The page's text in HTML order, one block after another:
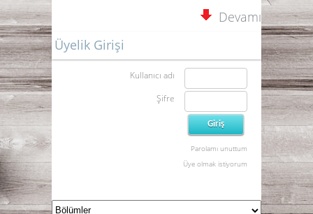
Devamı
Üyelik Girişi
Kullanıcı adı
Şifre
Parolamı unuttum
Üye olmak istiyorum